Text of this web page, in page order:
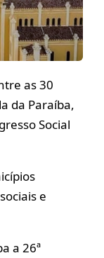
as 30
da Paraíba,
Social
e
a 26ª